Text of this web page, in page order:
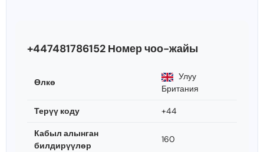
+447481786152 Номер чоо-жайы
Өлкө
Улуу
Британия
Терүү коду +44
Кабыл алынган
билдирүүлөр
160